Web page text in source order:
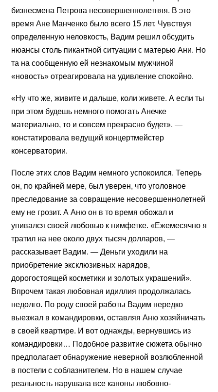
бизнесмена Петрова несовершеннолетняя. В это
время Ане Манченко было всего 15 лет. Чувствуя
определенную неловкость, Вадим решил обсудить
нюансы столь пикантной ситуации с матерью Ани. Но
та на сообщенную ей незнакомым мужчиной
«новость» отреагировала на удивление спокойно.
«Ну что же, живите и дальше, коли живете. А если ты
при этом будешь немного помогать Анечке
материально, то и совсем прекрасно будет», —
констатировала ведущий концертмейстер
консерватории.
После этих слов Вадим немного успокоился. Теперь
он, по крайней мере, был уверен, что уголовное
преследование за совращение несовершеннолетней
ему не грозит. А Аню он в то время обожал и
упивался своей любовью к нимфетке. «Ежемесячно я
тратил на нее около двух тысяч долларов, —
рассказывает Вадим. — Деньги уходили на
приобретение эксклюзивных нарядов,
дорогостоящей косметики и золотых украшений».
Впрочем такая любовная идиллия продолжалась
недолго. По роду своей работы Вадим нередко
выезжал в командировки, оставляя Аню хозяйничать
в своей квартире. И вот однажды, вернувшись из
командировки… Подобное развитие сюжета обычно
предполагает обнаружение неверной возлюбленной
в постели с соблазнителем. Но в нашем случае
реальность нарушала все каноны любовно-